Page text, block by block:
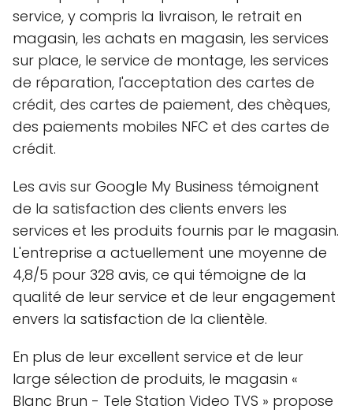
service, y compris la livraison, le retrait en
magasin, les achats en magasin, les services
sur place, le service de montage, les services
de réparation, l'acceptation des cartes de
crédit, des cartes de paiement, des chèques,
des paiements mobiles NFC et des cartes de
crédit.
Les avis sur Google My Business témoignent
de la satisfaction des clients envers les
services et les produits fournis par le magasin.
L'entreprise a actuellement une moyenne de
4,8/5 pour 328 avis, ce qui témoigne de la
qualité de leur service et de leur engagement
envers la satisfaction de la clientèle.
En plus de leur excellent service et de leur
large sélection de produits, le magasin «
Blanc Brun - Tele Station Video TVS » propose